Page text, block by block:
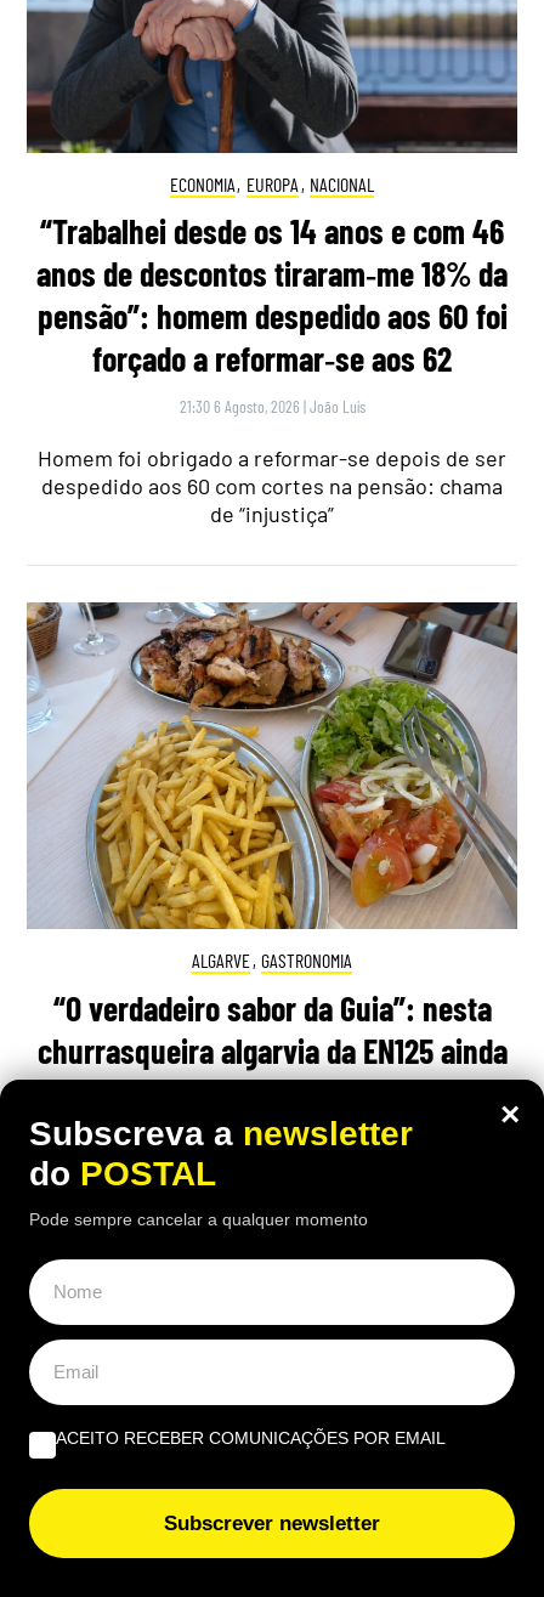
ECONOMIA, EUROPA , NACIONAL
“Trabalhei desde os 14 anos e com 46
anos de descontos tiraram‑me 18% da
pensão”: homem despedido aos 60 foi
forçado a reformar‑se aos 62
21:30 6 Agosto, 2026 |João Luís
Homem foi obrigado a reformar-se depois de ser
despedido aos 60 com cortes na pensão: chama
de “injustiça”
ALGARVE, GASTRONOMIA
“O verdadeiro sabor da Guia”: nesta
churrasqueira algarvia da EN125 ainda
pode comer “excelente frango à Guia”
por 6,50€
16:40 5 Agosto, 2026
Há uma paragem na Nacional 125 onde uma das
receitas mais conhecidas de frango assado do
Algarve continuam a chamar clientes durante o
verão
×
Subscreva a newsletter
do POSTAL
Pode sempre cancelar a qualquer momento
ACEITO RECEBER COMUNICAÇÕES POR EMAIL
Subscrever newsletter